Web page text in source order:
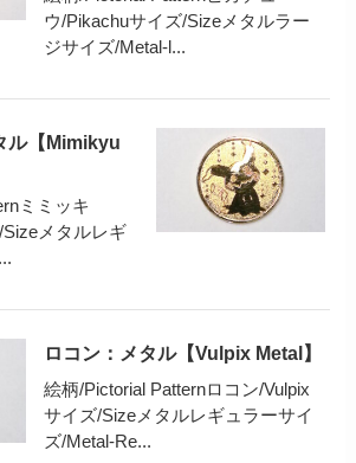
ウ/Pikachuサイズ/Sizeメタルラー
ジサイズ/Metal-l...
ル【Mimikyu
ミミッキ
メタルレギ
ロコン：メタル【Vulpix Metal】
絵柄/Pictorial Patternロコン/Vulpix
サイズ/Sizeメタルレギュラーサイ
ズ/Metal-Re...